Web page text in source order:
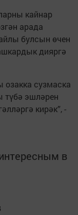
кайнар
арада
булсын өчен
дияргә
сузмаска
түбә эшләрен
кирәк”, -
в